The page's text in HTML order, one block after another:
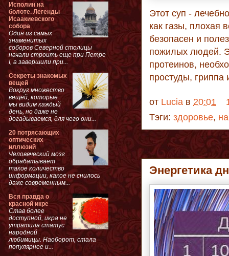
Этот суп -
как газы, плохая
безопасен и
пожилых людей.
протеинов,
простуды,
от Lucia в 20:01
Тэги: здоровье,
Энергетика
Исполин на
болоте. Легенды
Исаакиевского
собора
Один из самых
знаменитых
соборов Северной столицы
начали строить еще при Петре
I, а завершили при...
Секреты знакомых
вещей
Вокруг множество
вещей, которые
мы видим каждый
день, но даже не
догадываемся, для чего они...
20 потрясающих
оптических
иллюзий
Человеческий мозг
обрабатывает
такое количество
информации, какое не снилось
даже современным...
Вся правда о
красной икре
Став более
доступной, икра не
утратила статус
народной
любимицы. Наоборот, стала
популярнее и...